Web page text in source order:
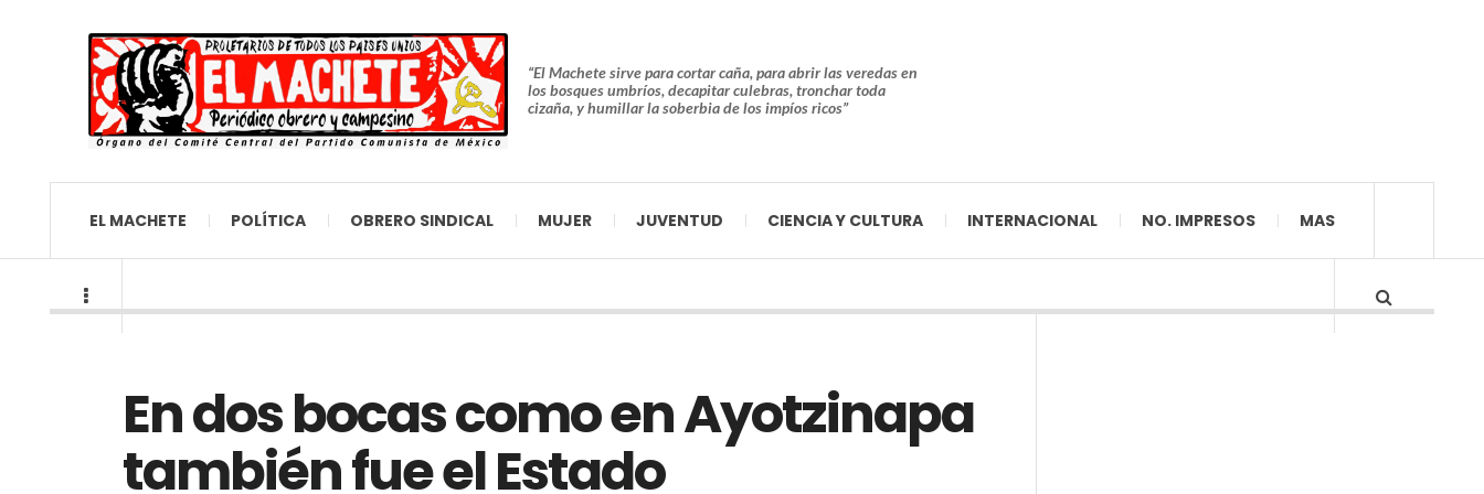
“El Machete sirve para cortar caña, para abrir las veredas en
los bosques umbríos, decapitar culebras, tronchar toda
cizaña, y humillar la soberbia de los impíos ricos”
EL MACHETE POLÍTICA OBRERO SINDICAL MUJER JUVENTUD CIENCIA Y CULTURA INTERNACIONAL NO. IMPRESOS MAS
En dos bocas como en Ayotzinapa
también fue el Estado